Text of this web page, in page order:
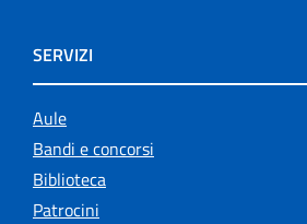
SERVIZI
Aule
Bandi e concorsi
Biblioteca
Patrocini